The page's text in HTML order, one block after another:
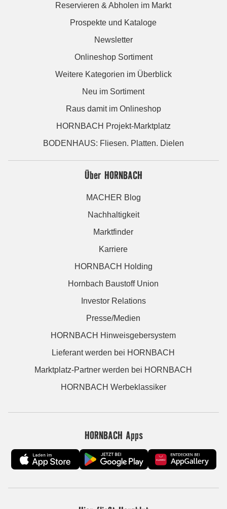
Reservieren & Abholen im Markt
Prospekte und Kataloge
Newsletter
Onlineshop Sortiment
Weitere Kategorien im Überblick
Neu im Sortiment
Raus damit im Onlineshop
HORNBACH Projekt-Marktplatz
BODENHAUS: Fliesen. Platten. Dielen
Über HORNBACH
MACHER Blog
Nachhaltigkeit
Marktfinder
Karriere
HORNBACH Holding
Hornbach Baustoff Union
Investor Relations
Presse/Medien
HORNBACH Hinweisgebersystem
Lieferant werden bei HORNBACH
Marktplatz-Partner werden bei HORNBACH
HORNBACH Werbeklassiker
HORNBACH Apps